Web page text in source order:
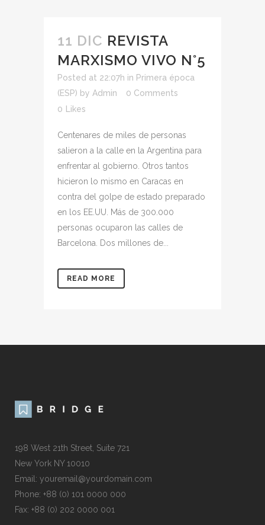
11 DIC REVISTA
MARXISMO VIVO N°5
Posted at 22:07h in Primera época
(ESP) by Admin
0 Comments
0 Likes
Centenares de miles de personas
salieron a la calle en la Argentina para
enfrentar al gobierno. Otros tantos
hicieron lo mismo en Caracas en
contra del golpe de estado preparado
en los EE.UU. Más de 300.000
personas ocuparon las calles de
Barcelona. Dos millones de...
READ MORE
198 West 21th Street, Suite 721
New York NY 10010
Email: youremail@yourdomain.com
Phone: +88 (0) 101 0000 000
Fax: +88 (0) 202 0000 001